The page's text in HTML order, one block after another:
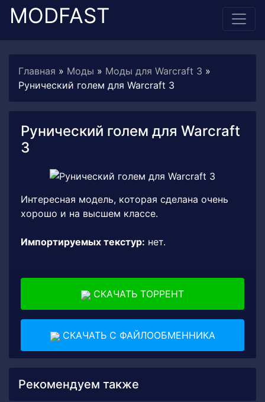
MODFAST
Главная » Моды » Моды для Warcraft 3 »
Рунический голем для Warcraft 3
Рунический голем для Warcraft
3
Интересная модель, которая сделана очень
хорошо и на высшем классе.
Импортируемых текстур: нет.
СКАЧАТЬ ТОРРЕНТ
СКАЧАТЬ С ФАЙЛООБМЕННИКА
Рекомендуем также